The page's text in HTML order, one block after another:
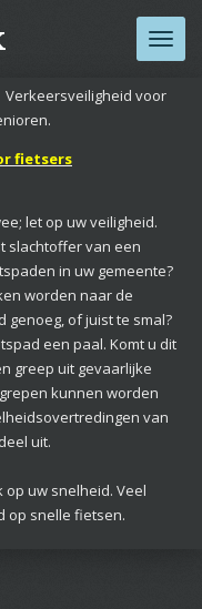
Verkeersveiligheid voor
fietsers
let op uw veiligheid.
slachtoffer van een
in uw gemeente?
worden naar de
of juist te smal?
een paal. Komt u dit
greep uit gevaarlijke
kunnen worden
van
uit.
op uw snelheid. Veel
op snelle fietsen.